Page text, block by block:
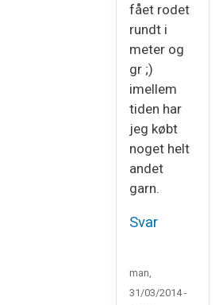
fået rodet
rundt i
meter og
gr ;)
imellem
tiden har
jeg købt
noget helt
andet
garn.
Svar
man,
31/03/2014 -